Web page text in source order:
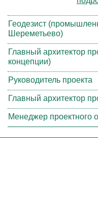
Геодезист
Шереметьево)
Главный архитектор
концепции)
Руководитель проекта
Главный архитектор
Менеджер проектного